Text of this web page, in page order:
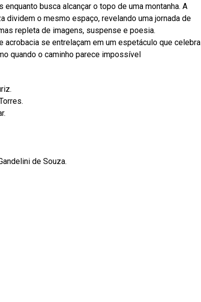
busca alcançar o topo de uma montanha. A
dividem o mesmo espaço, revelando uma jornada de
repleta de imagens, suspense e poesia.
acrobacia se entrelaçam em um espetáculo que celebra
quando o caminho parece impossível
de Souza.